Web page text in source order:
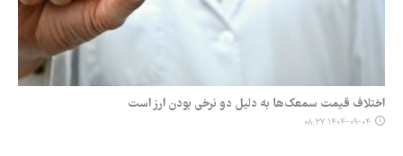
اختلاف قیمت سمعک‌ها به دلیل دو نرخی بودن ارز است
۱۴۰۴-۰۹-۰۴ ۰۸:۳۷